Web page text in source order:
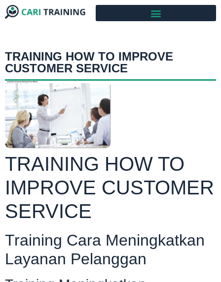
TRAINING HOW TO IMPROVE
CUSTOMER SERVICE
TRAINING HOW TO
IMPROVE CUSTOMER
SERVICE
Training Cara Meningkatkan
Layanan Pelanggan